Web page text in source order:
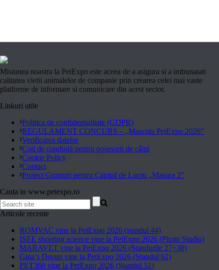
Misiunea noastra la PetExpo este aceea de a asigura si a imbunatati
calitatea vietii animalelor de companie prin crearea celei mai vaste
platforme de informare si comunicare din acest sector.
Linkuri utile
Politica de confidentialitate (GDPR)
REGULAMENT CONCURS – „Mascota PetExpo 2026”
Verificarea datelor
Cod de conduită pentru posesorii de câini
Cookie Policy
Contact
Proiect Granturi pentru Capital de Lucru „Masura 2”
Cauta in www.petexpo.ro
Articole recente
ROMVAC vine la PetExpo 2026 (standul 44)
ISEE shooting science vine la PetExpo 2026 (Photo Studio)
MARAVET vine la PetExpo 2026 (Standurile 27+30)
Gina’s Dream vine la PetExpo 2026 (Standul 62)
PET360 vine la PetExpo 2026 (Standul 51)